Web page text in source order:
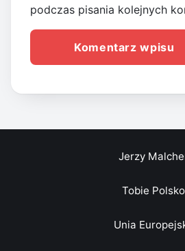
podczas pisania kolejnych
Jerzy
Tobie Polsko
Unia